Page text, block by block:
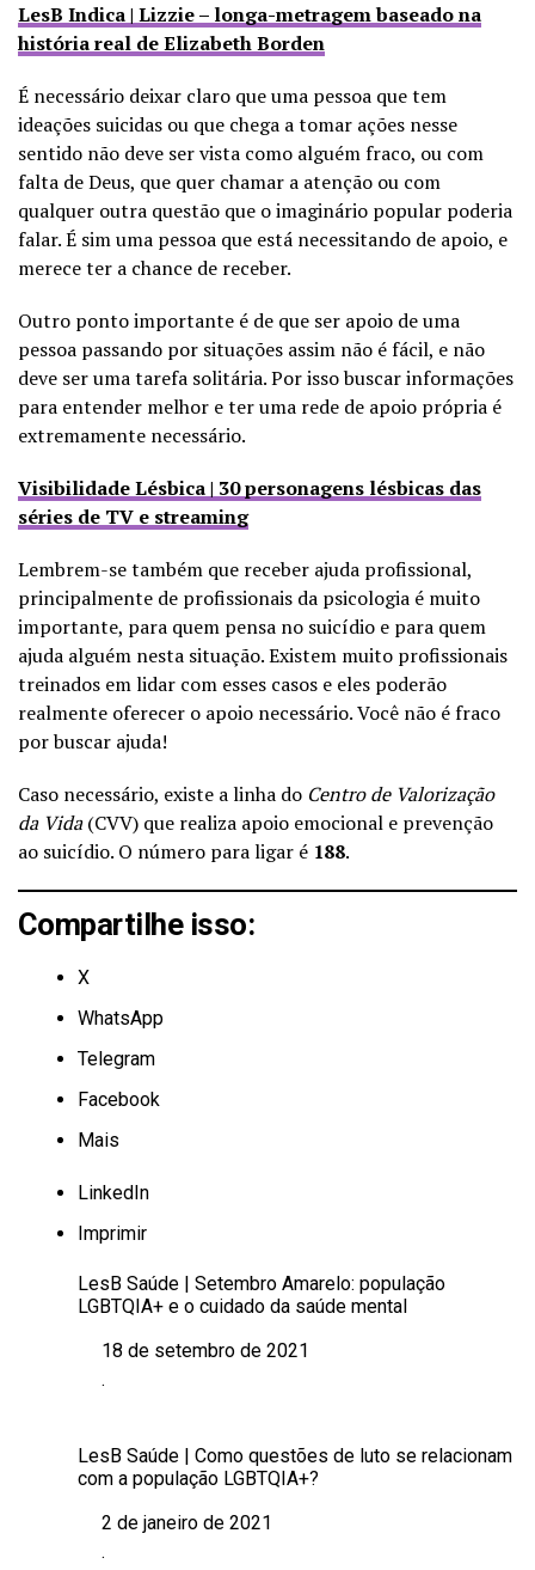
LesB Indica | Lizzie – longa-metragem baseado na
história real de Elizabeth Borden
É necessário deixar claro que uma pessoa que tem
ideações suicidas ou que chega a tomar ações nesse
sentido não deve ser vista como alguém fraco, ou com
falta de Deus, que quer chamar a atenção ou com
qualquer outra questão que o imaginário popular poderia
falar. É sim uma pessoa que está necessitando de apoio, e
merece ter a chance de receber.
Outro ponto importante é de que ser apoio de uma
pessoa passando por situações assim não é fácil, e não
deve ser uma tarefa solitária. Por isso buscar informações
para entender melhor e ter uma rede de apoio própria é
extremamente necessário.
Visibilidade Lésbica | 30 personagens lésbicas das
séries de TV e streaming
Lembrem-se também que receber ajuda profissional,
principalmente de profissionais da psicologia é muito
importante, para quem pensa no suicídio e para quem
ajuda alguém nesta situação. Existem muito profissionais
treinados em lidar com esses casos e eles poderão
realmente oferecer o apoio necessário. Você não é fraco
por buscar ajuda!
Caso necessário, existe a linha do Centro de Valorização
da Vida(CVV) que realiza apoio emocional e prevenção
ao suicídio. O número para ligar é 188.
Compartilhe isso:
X
WhatsApp
Telegram
Facebook
Mais
LinkedIn
Imprimir
LesB Saúde | Setembro Amarelo: população
LGBTQIA+ e o cuidado da saúde mental
Data18 de setembro de 2021
Em relação a
.
LesB Saúde | Como questões de luto se relacionam
com a população LGBTQIA+?
Data
2 de janeiro de 2021
Em relação a
.